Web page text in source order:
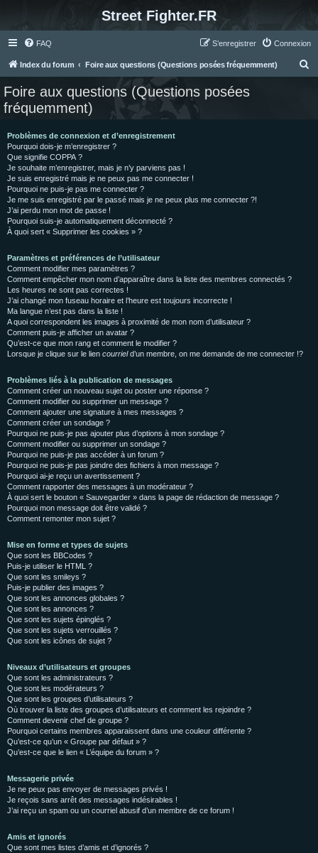
Street Fighter.FR
FAQ Connexion
S’enregistrer
Index du forum Foire aux questions (Questions posées fréquemment)
Foire aux questions (Questions posées
fréquemment)
Problèmes de connexion et d’enregistrement
Pourquoi dois-je m’enregistrer ?
Que signifie COPPA ?
Je souhaite m’enregistrer, mais je n’y parviens pas !
Je suis enregistré mais je ne peux pas me connecter !
Pourquoi ne puis-je pas me connecter ?
Je me suis enregistré par le passé mais je ne peux plus me connecter ?!
J’ai perdu mon mot de passe !
Pourquoi suis-je automatiquement déconnecté ?
À quoi sert « Supprimer les cookies » ?
Paramètres et préférences de l’utilisateur
Comment modifier mes paramètres ?
Comment empêcher mon nom d’apparaître dans la liste des membres connectés ?
Les heures ne sont pas correctes !
J’ai changé mon fuseau horaire et l’heure est toujours incorrecte !
Ma langue n’est pas dans la liste !
A quoi correspondent les images à proximité de mon nom d’utilisateur ?
Comment puis-je afficher un avatar ?
Qu’est-ce que mon rang et comment le modifier ?
Lorsque je clique sur le lien courrield’un membre, on me demande de me connecter !?
Problèmes liés à la publication de messages
Comment créer un nouveau sujet ou poster une réponse ?
Comment modifier ou supprimer un message ?
Comment ajouter une signature à mes messages ?
Comment créer un sondage ?
Pourquoi ne puis-je pas ajouter plus d’options à mon sondage ?
Comment modifier ou supprimer un sondage ?
Pourquoi ne puis-je pas accéder à un forum ?
Pourquoi ne puis-je pas joindre des fichiers à mon message ?
Pourquoi ai-je reçu un avertissement ?
Comment rapporter des messages à un modérateur ?
À quoi sert le bouton « Sauvegarder » dans la page de rédaction de message ?
Pourquoi mon message doit être validé ?
Comment remonter mon sujet ?
Mise en forme et types de sujets
Que sont les BBCodes ?
Puis-je utiliser le HTML ?
Que sont les smileys ?
Puis-je publier des images ?
Que sont les annonces globales ?
Que sont les annonces ?
Que sont les sujets épinglés ?
Que sont les sujets verrouillés ?
Que sont les icônes de sujet ?
Niveaux d’utilisateurs et groupes
Que sont les administrateurs ?
Que sont les modérateurs ?
Que sont les groupes d’utilisateurs ?
Où trouver la liste des groupes d’utilisateurs et comment les rejoindre ?
Comment devenir chef de groupe ?
Pourquoi certains membres apparaissent dans une couleur différente ?
Qu’est-ce qu’un « Groupe par défaut » ?
Qu’est-ce que le lien « L’équipe du forum » ?
Messagerie privée
Je ne peux pas envoyer de messages privés !
Je reçois sans arrêt des messages indésirables !
J’ai reçu un spam ou un courriel abusif d’un membre de ce forum !
Amis et ignorés
Que sont mes listes d’amis et d’ignorés ?